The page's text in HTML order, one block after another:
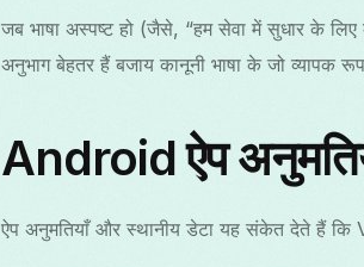
जब भाषा अस्पष्ट हो (जैसे, “हम सेवा में सुधार के
अनुभाग बेहतर हैं बजाय कानूनी भाषा के जो व्यापक
Android ऐप
ऐप अनुमतियाँ और स्थानीय डेटा यह संकेत देते हैं कि